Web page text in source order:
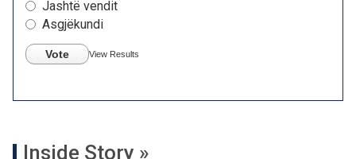
Jashtë vendit
Asgjëkundi
Vote View Results
Inside Story »